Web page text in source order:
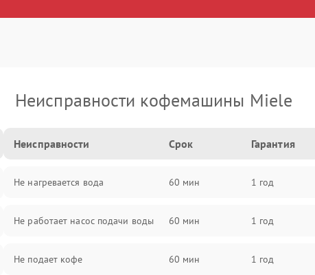
Неисправности кофемашины Miele
Неисправности Срок Гарантия
Не нагревается вода 60 мин 1 год
Не работает насос подачи воды 60 мин 1 год
Не подает кофе 60 мин 1 год